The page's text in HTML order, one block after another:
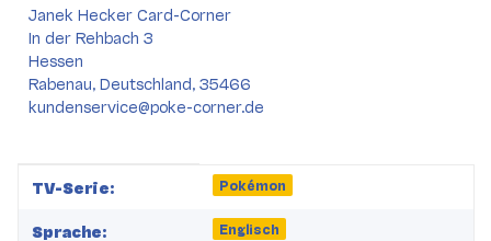
Janek Hecker Card-Corner
In der Rehbach 3
Hessen
Rabenau, Deutschland, 35466
kundenservice@poke-corner.de
Produkteigenschaft
Wert
TV-Serie: Pokémon
Sprache: Englisch